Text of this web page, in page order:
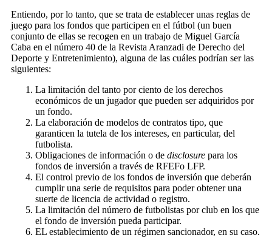
Entiendo, por lo tanto, que se trata de establecer unas reglas de
juego para los fondos que participen en el fútbol (un buen
conjunto de ellas se recogen en un trabajo de Miguel García
Caba en el número 40 de la Revista Aranzadi de Derecho del
Deporte y Entretenimiento), alguna de las cuáles podrían ser las
siguientes:
La limitación del tanto por ciento de los derechos
económicos de un jugador que pueden ser adquiridos por
un fondo.
La elaboración de modelos de contratos tipo, que
garanticen la tutela de los intereses, en particular, del
futbolista.
Obligaciones de información o de disclosurepara los
fondos de inversión a través de RFEFo LFP.
El control previo de los fondos de inversión que deberán
cumplir una serie de requisitos para poder obtener una
suerte de licencia de actividad o registro.
La limitación del número de futbolistas por club en los que
el fondo de inversión pueda participar.
EL establecimiento de un régimen sancionador, en su caso.